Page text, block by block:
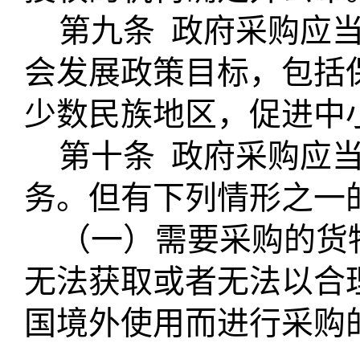
第九条 政府采购应
会发展政策目标，包
少数民族地区，促进中
第十条 政府采购应
务。但有下列情形之一
（一）需要采购的
无法获取或者无法以
国境外使用而进行采